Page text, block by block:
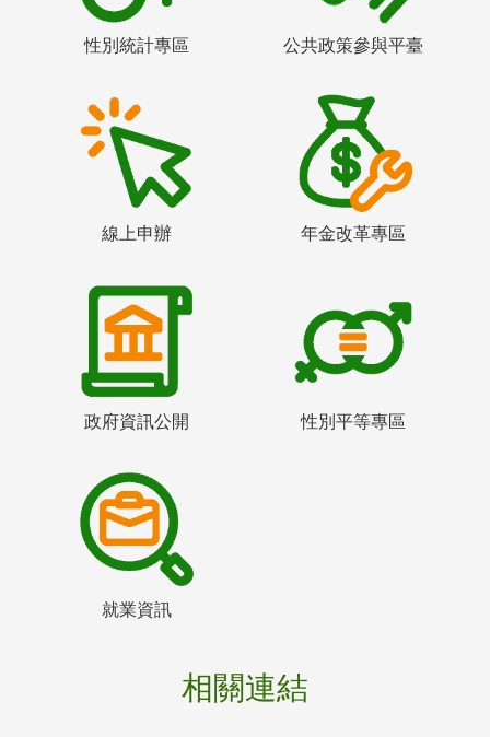
性別統計專區 公共政策參與平臺
線上申辦 年金改革專區
政府資訊公開 性別平等專區
就業資訊
相關連結